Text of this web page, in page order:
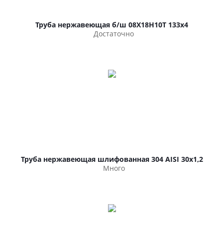
Труба нержавеющая б/ш 08Х18Н10Т 133х4
Достаточно
Труба нержавеющая шлифованная 304 AISI 30х1,2
Много